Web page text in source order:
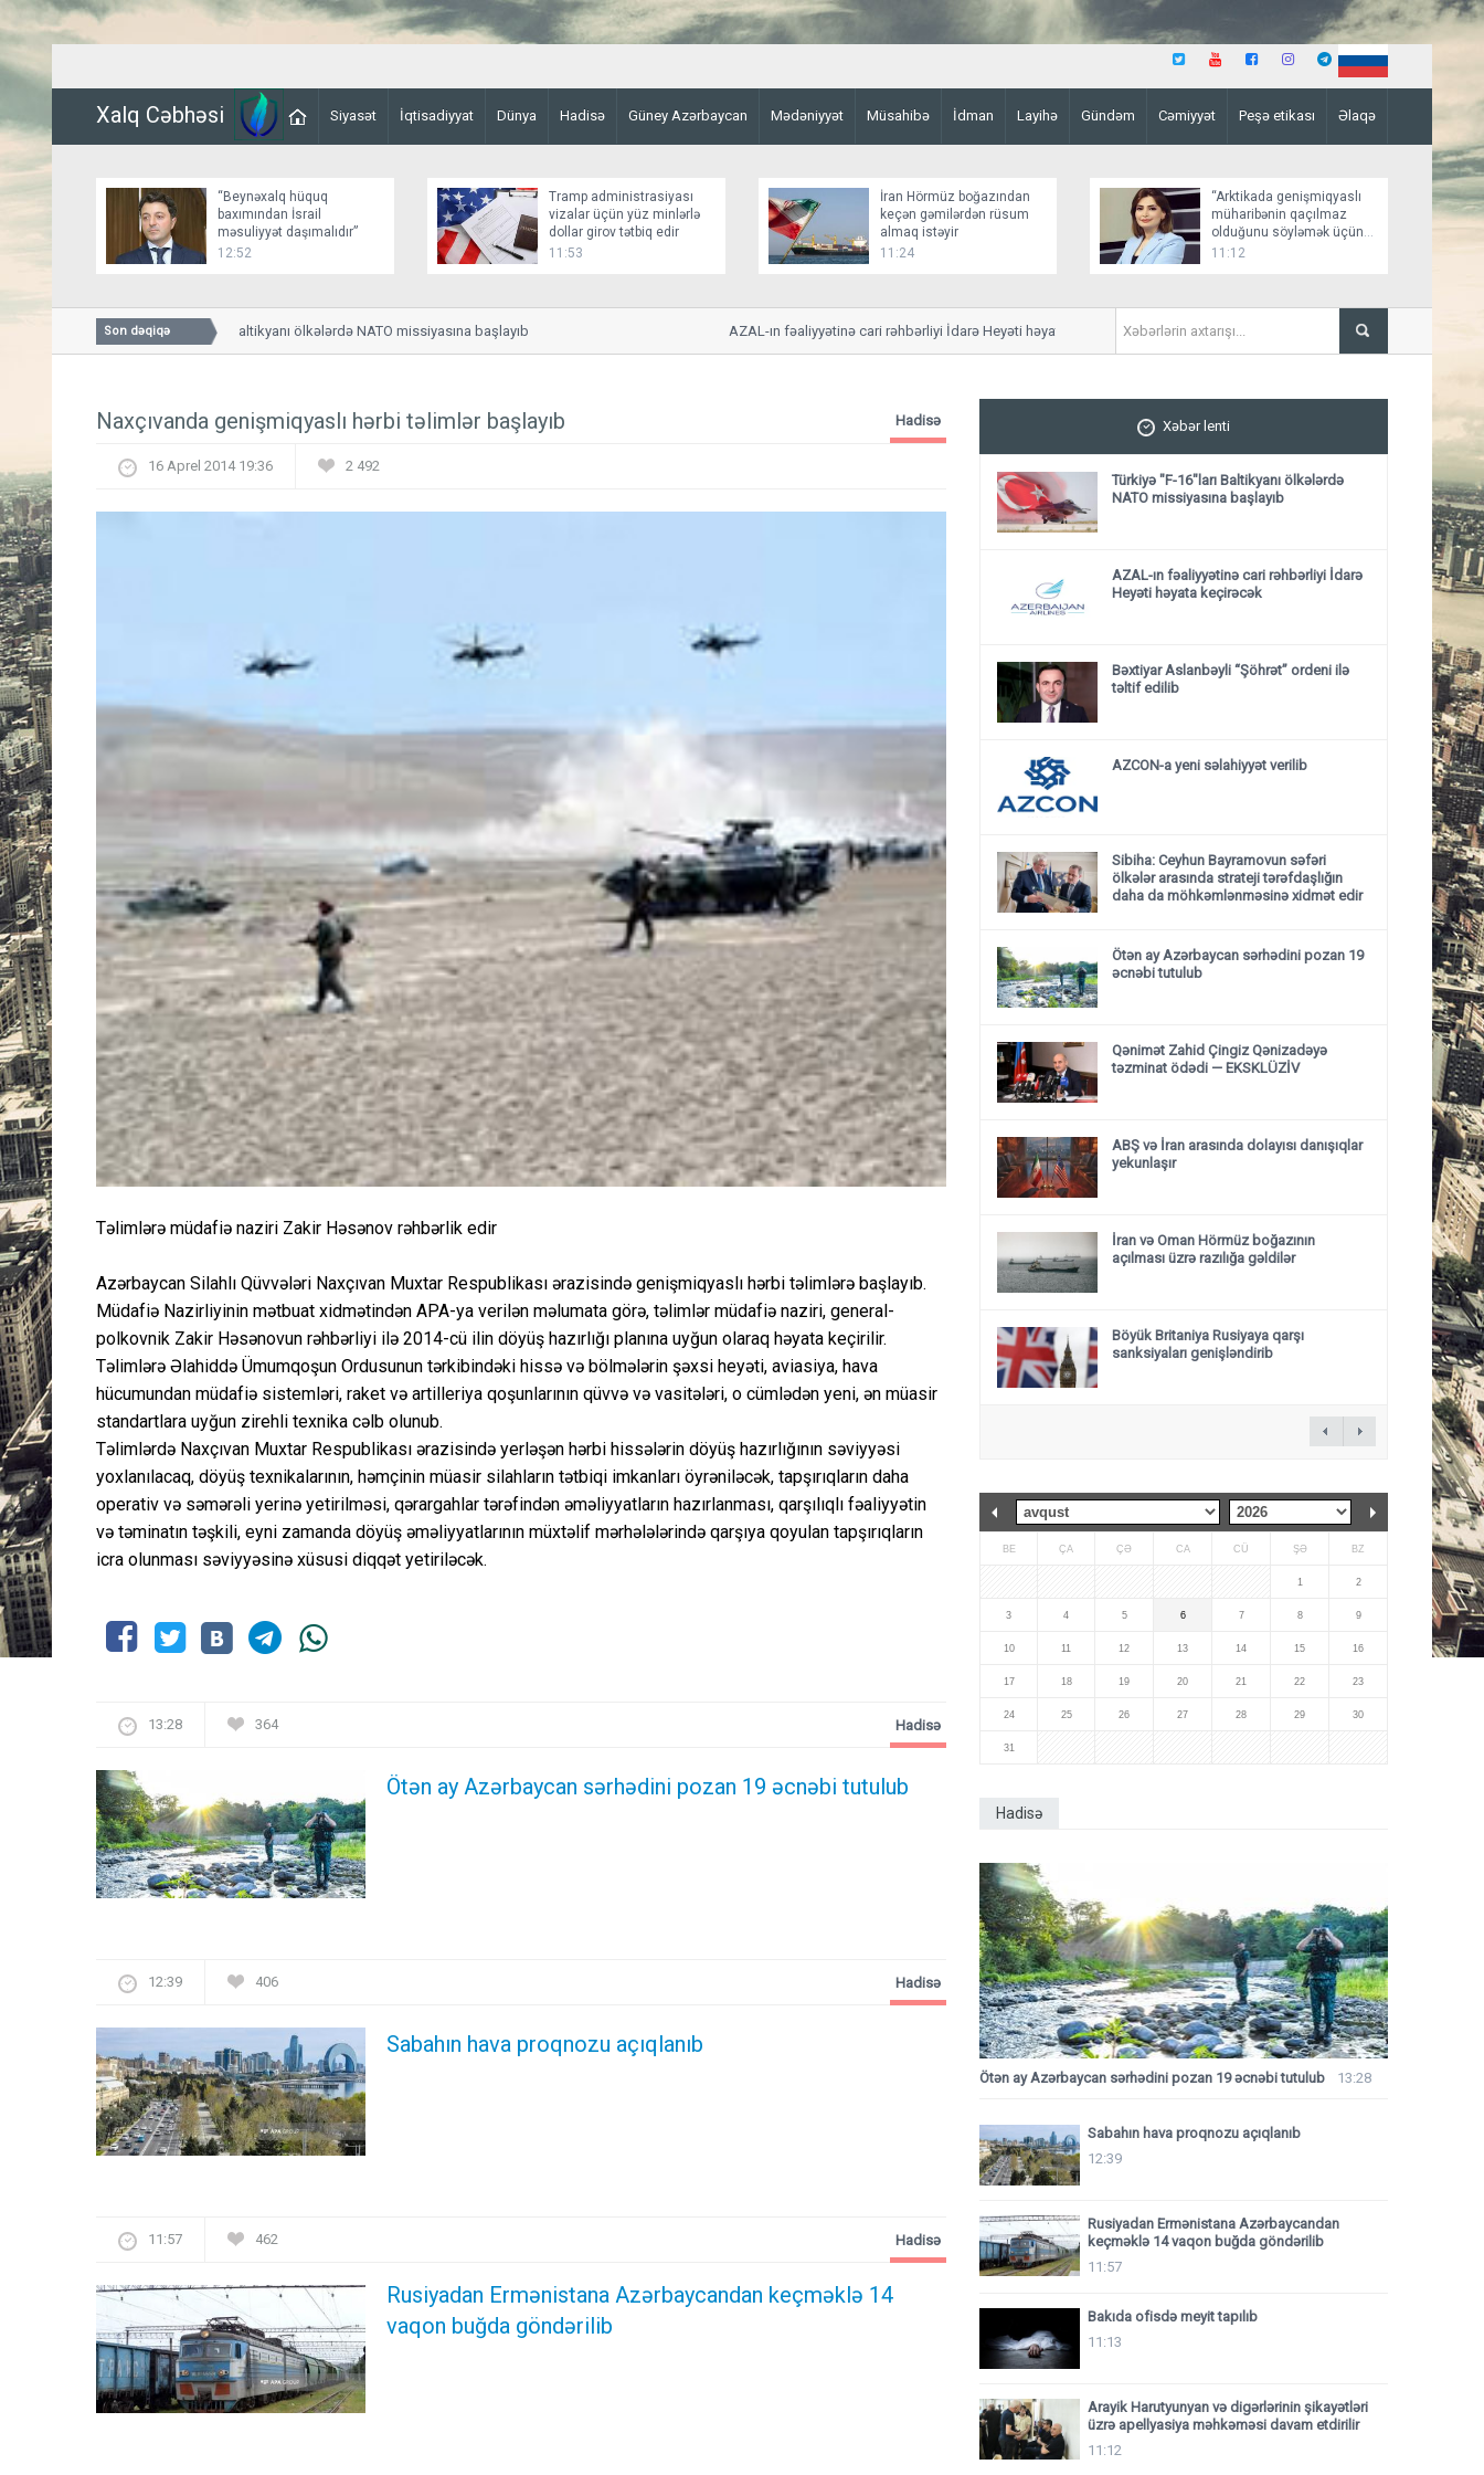
Xalq Cəbhəsi Siyasət İqtisadiyyat Dünya Hadisə Güney Azərbaycan Mədəniyyət Müsahibə İdman Layihə Gündəm Cəmiyyət Peşə etikası Əlaqə
“Beynəxalq hüquq
baxımından İsrail
məsuliyyət daşımalıdır”
12:52
Tramp administrasiyası
vizalar üçün yüz minlərlə
dollar girov tətbiq edir
11:53
İran Hörmüz boğazından
keçən gəmilərdən rüsum
almaq istəyir
11:24
“Arktikada genişmiqyaslı
müharibənin qaçılmaz
olduğunu söyləmək üçün
əsaslı faktlar yoxdur”
11:12
Son dəqiqə
Türkiyə "F-16"ları Baltikyanı ölkələrdə NATO missiyasına başlayıb AZAL-ın fəaliyyətinə cari rəhbərliyi İdarə Heyəti həyata keçirəcək Bəxtiyar Aslanbəyli
Naxçıvanda genişmiqyaslı hərbi təlimlər başlayıb Hadisə
16 Aprel 2014 19:36 2 492
Təlimlərə müdafiə naziri Zakir Həsənov rəhbərlik edir
Azərbaycan Silahlı Qüvvələri Naxçıvan Muxtar Respublikası ərazisində genişmiqyaslı hərbi təlimlərə başlayıb.
Müdafiə Nazirliyinin mətbuat xidmətindən APA-ya verilən məlumata görə, təlimlər müdafiə naziri, general-
polkovnik Zakir Həsənovun rəhbərliyi ilə 2014-cü ilin döyüş hazırlığı planına uyğun olaraq həyata keçirilir.
Təlimlərə Əlahiddə Ümumqoşun Ordusunun tərkibindəki hissə və bölmələrin şəxsi heyəti, aviasiya, hava
hücumundan müdafiə sistemləri, raket və artilleriya qoşunlarının qüvvə və vasitələri, o cümlədən yeni, ən müasir
standartlara uyğun zirehli texnika cəlb olunub.
Təlimlərdə Naxçıvan Muxtar Respublikası ərazisində yerləşən hərbi hissələrin döyüş hazırlığının səviyyəsi
yoxlanılacaq, döyüş texnikalarının, həmçinin müasir silahların tətbiqi imkanları öyrəniləcək, tapşırıqların daha
operativ və səmərəli yerinə yetirilməsi, qərargahlar tərəfindən əməliyyatların hazırlanması, qarşılıqlı fəaliyyətin
və təminatın təşkili, eyni zamanda döyüş əməliyyatlarının müxtəlif mərhələlərində qarşıya qoyulan tapşırıqların
icra olunması səviyyəsinə xüsusi diqqət yetiriləcək.
13:28 364
Ötən ay Azərbaycan sərhədini pozan 19 əcnəbi tutulub
Hadisə
12:39 406
Sabahın hava proqnozu açıqlanıb
Hadisə
11:57 462
Rusiyadan Ermənistana Azərbaycandan keçməklə 14
vaqon buğda göndərilib
Hadisə
Xəbər lenti
Türkiyə "F-16"ları Baltikyanı ölkələrdə
NATO missiyasına başlayıb
AZAL-ın fəaliyyətinə cari rəhbərliyi İdarə
Heyəti həyata keçirəcək
Bəxtiyar Aslanbəyli “Şöhrət” ordeni ilə
təltif edilib
AZCON-a yeni səlahiyyət verilib
Sibiha: Ceyhun Bayramovun səfəri
ölkələr arasında strateji tərəfdaşlığın
daha da möhkəmlənməsinə xidmət edir
Ötən ay Azərbaycan sərhədini pozan 19
əcnəbi tutulub
Qənimət Zahid Çingiz Qənizadəyə
təzminat ödədi — EKSKLÜZİV
ABŞ və İran arasında dolayısı danışıqlar
yekunlaşır
İran və Oman Hörmüz boğazının
açılması üzrə razılığa gəldilər
Böyük Britaniya Rusiyaya qarşı
sanksiyaları genişləndirib
BE ÇA ÇƏ CA CÜ ŞƏ BZ
1 2
3 4 5 6 7 8 9
10 11 12 13 14 15 16
17 18 19 20 21 22 23
24 25 26 27 28 29 30
31
Hadisə
Ötən ay Azərbaycan sərhədini pozan 19 əcnəbi tutulub 13:28
Sabahın hava proqnozu açıqlanıb
12:39
Rusiyadan Ermənistana Azərbaycandan
keçməklə 14 vaqon buğda göndərilib
11:57
Bakıda ofisdə meyit tapılıb
11:13
Arayik Harutyunyan və digərlərinin şikayətləri
üzrə apellyasiya məhkəməsi davam etdirilir
11:12